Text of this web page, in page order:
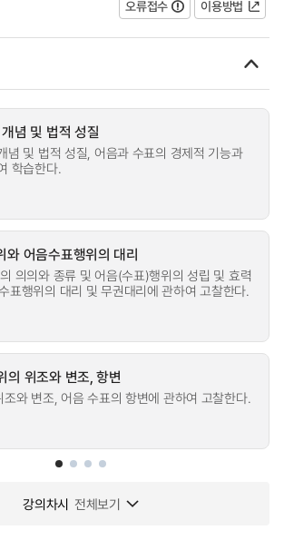
오류접수
이용방법
념 및 법적 성질
념 및 법적 성질, 어음과 수표의 경제적 기능과
학습한다.
와 어음수표행위의 대리
의의와 종류 및 어음(수표)행위의 성립 및 효력
표행위의 대리 및 무권대리에 관하여 고찰한다.
의 위조와 변조, 항변
와 변조, 어음 수표의 항변에 관하여 고찰한다.
강의차시 전체보기